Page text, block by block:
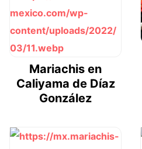
Mariachis en
Caliyama de Díaz
González